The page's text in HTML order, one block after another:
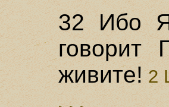
32 Ибо
говорит
живите!2